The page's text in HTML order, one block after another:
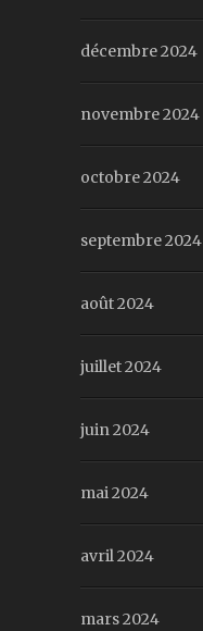
décembre 2024
novembre 2024
octobre 2024
septembre 2024
août 2024
juillet 2024
juin 2024
mai 2024
avril 2024
mars 2024